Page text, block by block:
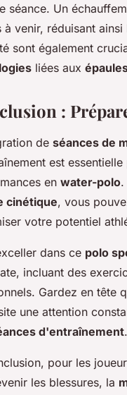
séance. Un
à venir, réduisant ainsi
sont également
liées aux
:
de séances de
est
en water-polo.
cinétique, vous
votre potentiel
dans ce polo
incluant des
Gardez en tête
une attention
d'entraînement.
pour les
les blessures, la